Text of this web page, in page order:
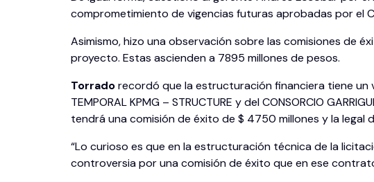
comprometimiento de vigencias futuras aprobadas por el
Asimismo, hizo una observación sobre las comisiones de
proyecto. Estas ascienden a 7895 millones de pesos.
Torradorecordó que la estructuración financiera tiene un
TEMPORAL KPMG – STRUCTURE y del CONSORCIO
tendrá una comisión de éxito de $ 4750 millones y la legal
“Lo curioso es que en la estructuración técnica de la
controversia por una comisión de éxito que en ese